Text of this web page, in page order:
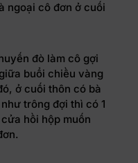
ngoại cô đơn ở cuối
đò làm cô gợi
buổi chiều vàng
ở cuối thôn có bà
trông đợi thì có 1
hồi hộp muốn